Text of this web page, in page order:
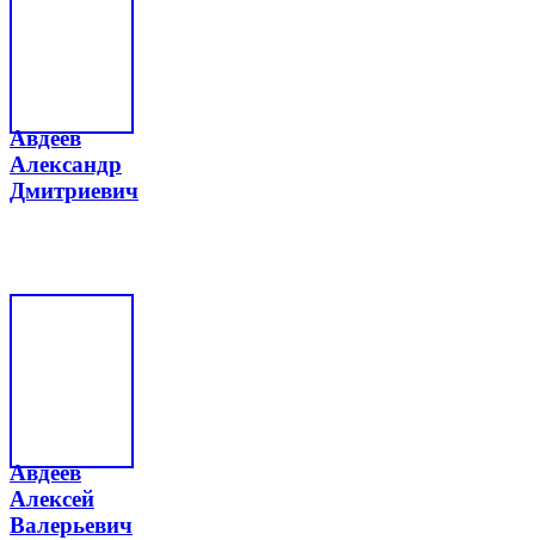
Авдеев
Александр
Дмитриевич
Авдеев
Алексей
Валерьевич